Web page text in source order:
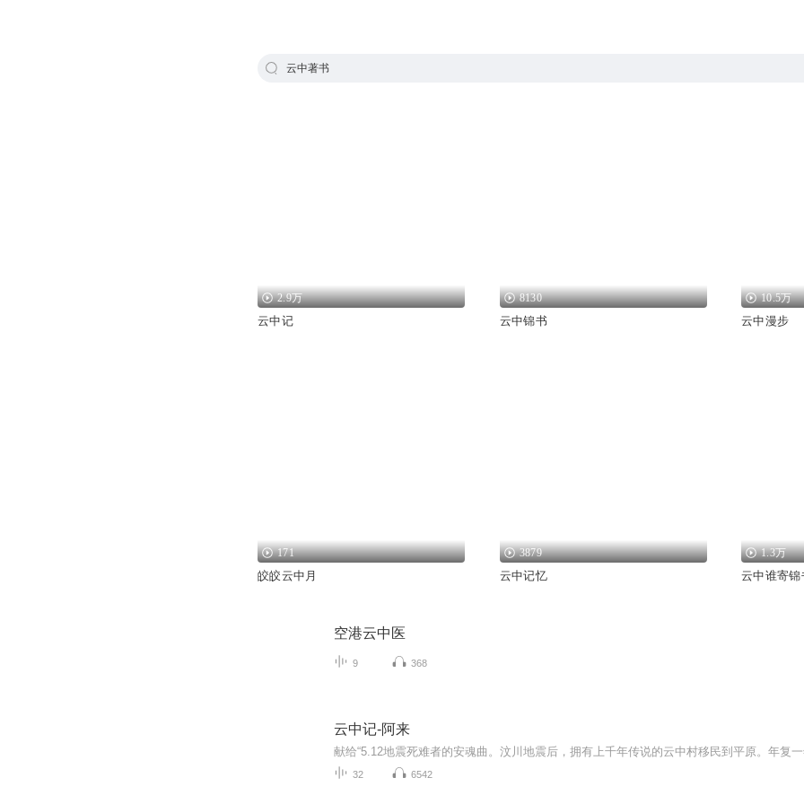
云中著书
2.9万
云中记
8130
云中锦书
10.5万
云中漫步
171
皎皎云中月
3879
云中记忆
1.3万
云中谁寄锦
空港云中医
9 368
云中记-阿来
32 6542